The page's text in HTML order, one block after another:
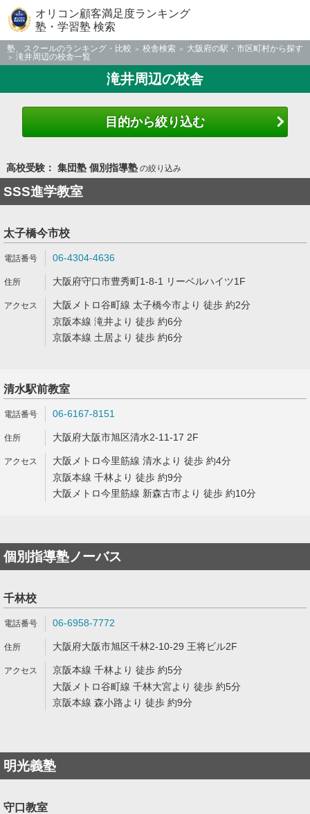
オリコン顧客満足度ランキング
塾・学習塾 検索
塾、スクールのランキング・比較 校舎検索
大阪府の駅・市区町村から探す
滝井周辺の校舎一覧
滝井周辺の校舎
目的から絞り込む
高校受験： 集団塾 個別指導塾の絞り込み
SSS進学教室
太子橋今市校
06-4304-4636
大阪府守口市豊秀町1-8-1 リーベルハイツ1F
大阪メトロ谷町線 太子橋今市より 徒歩 約2分
京阪本線 滝井より 徒歩 約6分
京阪本線 土居より 徒歩 約6分
清水駅前教室
06-6167-8151
大阪府大阪市旭区清水2-11-17 2F
大阪メトロ今里筋線 清水より 徒歩 約4分
京阪本線 千林より 徒歩 約9分
大阪メトロ今里筋線 新森古市より 徒歩 約10分
個別指導塾ノーバス
千林校
06-6958-7772
大阪府大阪市旭区千林2-10-29 王将ビル2F
京阪本線 千林より 徒歩 約5分
大阪メトロ谷町線 千林大宮より 徒歩 約5分
京阪本線 森小路より 徒歩 約9分
明光義塾
守口教室